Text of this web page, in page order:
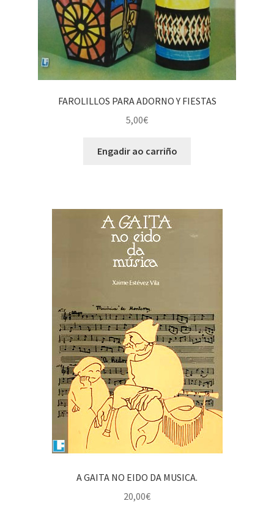
FAROLILLOS PARA ADORNO Y FIESTAS
5,00€
Engadir ao carriño
A GAITA NO EIDO DA MUSICA.
20,00€